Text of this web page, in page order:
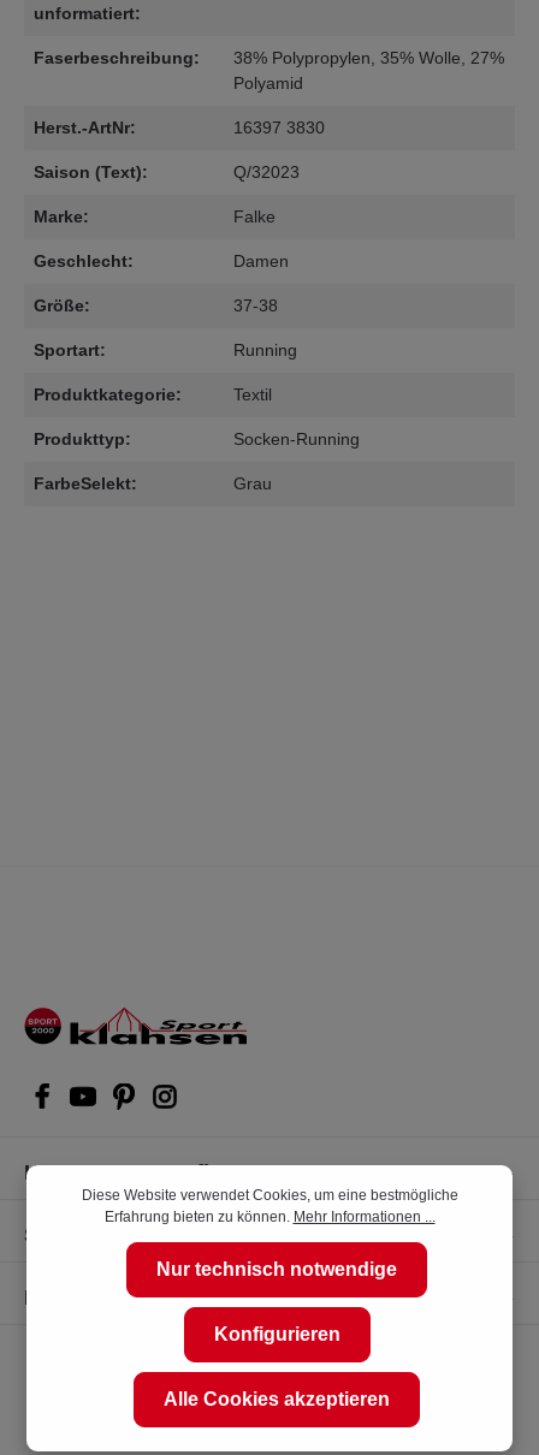
unformatiert:
Faserbeschreibung:
38% Polypropylen, 35% Wolle, 27%
Polyamid
Herst.-ArtNr: 16397 3830
Saison (Text): Q/32023
Marke: Falke
Geschlecht: Damen
Größe: 37-38
Sportart: Running
Produktkategorie: Textil
Produkttyp: Socken-Running
FarbeSelekt: Grau
Kompetente Kaufberatung
Shop Service
Informationen
Diese Website verwendet Cookies, um eine bestmögliche
Erfahrung bieten zu können. Mehr Informationen ...
Nur technisch notwendige
Konfigurieren
Alle Cookies akzeptieren